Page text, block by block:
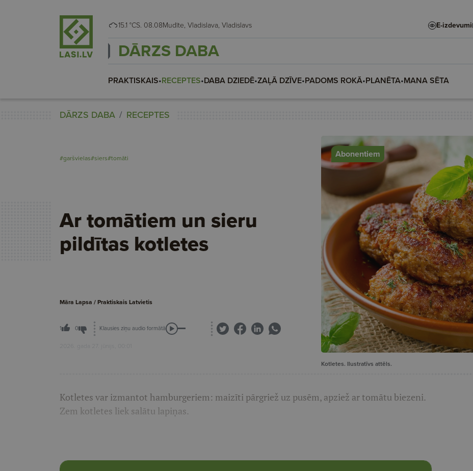
15.1 °CS. 08.08 Mudīte, Vladislava, Vladislavs E-izdevumi
DĀRZS DABA
PRAKTISKAIS•RECEPTES•DABA DZIEDĒ•ZAĻĀ DZĪVE•PADOMS ROKĀ•PLANĒTA•MANA SĒTA
DĀRZS DABA RECEPTES
#garšvielas#siers#tomāti
Ar tomātiem un sieru
pildītas kotletes
Māra Lapsa / Praktiskais Latvietis
1 0 Klausies ziņu audio formātā
Abonentiem
Kotletes. Ilustratīvs attēls.
Kotletes var izmantot hamburgeriem: maizīti pārgriež uz pusēm, apziež ar tomātu biezeni.
Zem kotletes liek salātu lapiņas.